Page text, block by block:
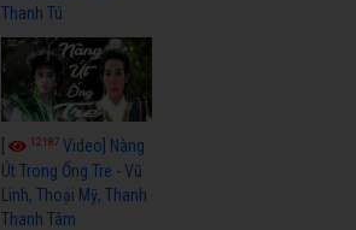
Thanh Tú
[ 12187Video] Nàng
Út Trong Ống Tre - Vũ
Linh, Thoại Mỹ, Thanh
Thanh Tâm